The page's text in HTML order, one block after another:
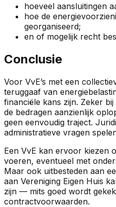
hoeveel aansluitingen
hoe de
georganiseerd;
en of mogelijk recht
Conclusie
Voor VvE’s met een
teruggaaf van
financiële kans zijn. Zeker
de bedragen aanzienlijk
geen eenvoudig traject.
administratieve vragen
Een VvE kan ervoor kiezen
voeren, eventueel met
Maar ook uitbesteden aan
aan Vereniging Eigen Huis
zijn — mits goed wordt
contractvoorwaarden.